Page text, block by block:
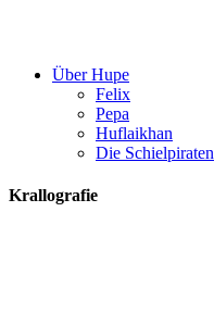
Über Hupe
Felix
Pepa
Huflaikhan
Die Schielpiraten
Krallografie